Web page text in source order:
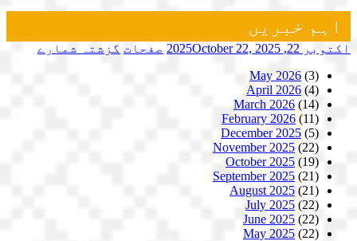
اہم خبریں
اکتوبر 22, 2025 October 22, 2025 صفحات گزشتہ شمارے
May 2026 (3)
April 2026 (4)
March 2026 (14)
February 2026 (11)
December 2025 (5)
November 2025 (22)
October 2025 (19)
September 2025 (21)
August 2025 (21)
July 2025 (22)
June 2025 (22)
May 2025 (22)